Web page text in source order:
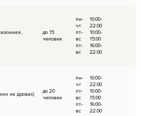
дня с 10:00-22:00
четверг минимальное
на беседках и банях